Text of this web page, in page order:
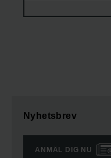
Nyhetsbrev
ANMÄL DIG NU